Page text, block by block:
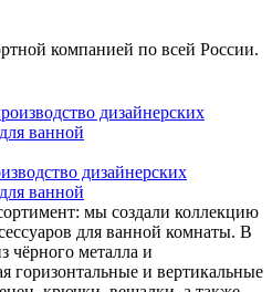
компанией по всей России.
дизайнерских
ванной
мы создали коллекцию
для ванной комнаты. В
чёрного металла и
горизонтальные и вертикальные